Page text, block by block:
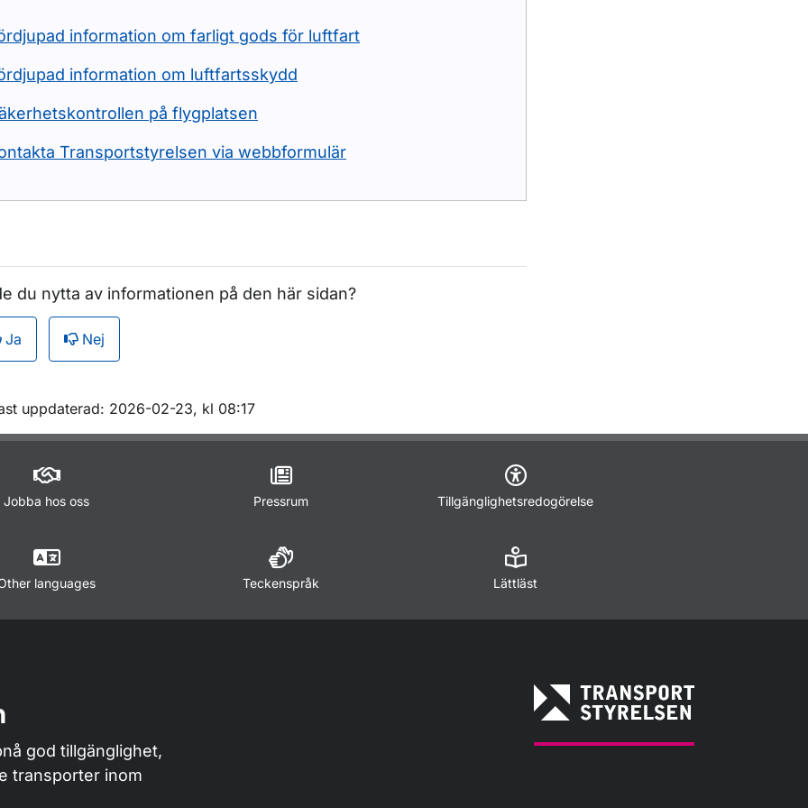
information om farligt gods för luftfart
information om luftfartsskydd
på flygplatsen
Transportstyrelsen via webbformulär
du nytta av informationen på den här sidan?
Ja Nej
sidan
uppdaterad: 2026-02-23, kl 08:17
Jobba hos oss Pressrum Tillgänglighetsredogörelse
languages Teckenspråk Lättläst
god tillgänglighet,
transporter inom